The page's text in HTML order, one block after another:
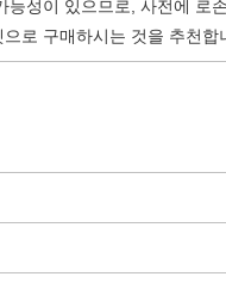
성이 있으므로, 사전에 로
로 구매하시는 것을 추천합